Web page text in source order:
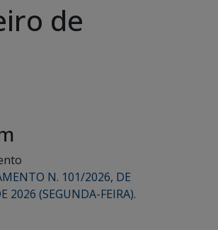
de
N. 101/2026, DE
2026 (SEGUNDA-FEIRA).